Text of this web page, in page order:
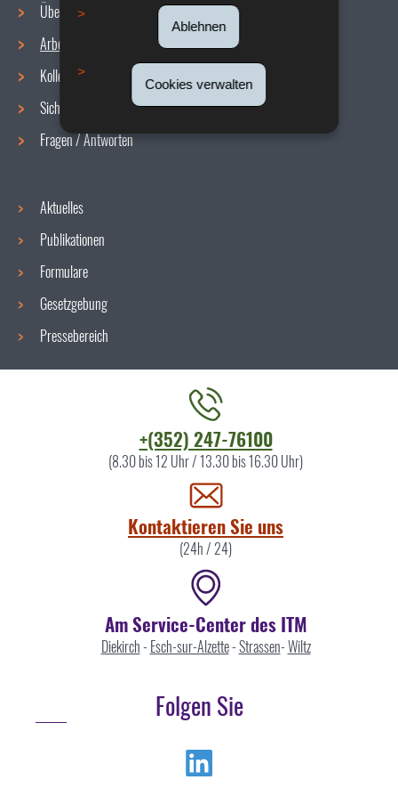
Ablehnen
Cookies verwalten
Navigationsmenü
Über uns
Arbeitsbedingungen
Kollektive Vereinbarungen
Sicherheit/Gesundheit am Arbeitsplatz
Fragen / Antworten
Aktuelles
Publikationen
Formulare
Gesetzgebung
Pressebereich
+(352) 247-76100
(8.30 bis 12 Uhr / 13.30 bis 16.30 Uhr)
Kontaktieren Sie uns
(24h / 24)
Am Service-Center des ITM
Diekirch- Esch-sur-Alzette-Strassen-Wiltz
Folgen Sie